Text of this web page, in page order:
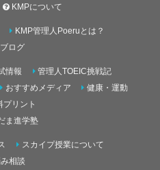
KMPについて
KMP管理人Poeruとは？
ブログ
情報
管理人TOEIC挑戦記
おすすめメディア
健康・運動
プリント
ま進学塾
スカイプ授業について
相談